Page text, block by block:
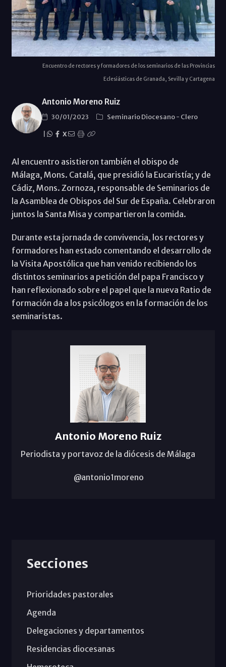
Encuentro de rectores y formadores de los seminarios de las Provincias
Eclesiásticas de Granada, Sevilla y Cartagena
Antonio Moreno Ruiz
30/01/2023 Seminario Diocesano- Clero
X
Al encuentro asistieron también el obispo de
Málaga, Mons. Catalá, que presidió la Eucaristía; y de
Cádiz, Mons. Zornoza, responsable de Seminarios de
la Asamblea de Obispos del Sur de España. Celebraron
juntos la Santa Misa y compartieron la comida.
Durante esta jornada de convivencia, los rectores y
formadores han estado comentando el desarrollo de
la Visita Apostólica que han venido recibiendo los
distintos seminarios a petición del papa Francisco y
han reflexionado sobre el papel que la nueva Ratio de
formación da a los psicólogos en la formación de los
seminaristas.
Antonio Moreno Ruiz
Periodista y portavoz de la diócesis de Málaga
@antonio1moreno
Secciones
Prioridades pastorales
Agenda
Delegaciones y departamentos
Residencias diocesanas